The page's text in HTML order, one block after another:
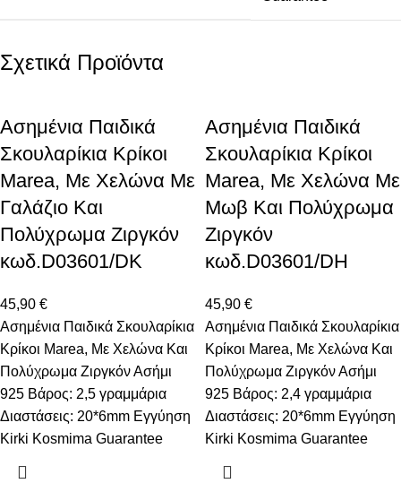
Σχετικά Προϊόντα
Ασημένια Παιδικά
Σκουλαρίκια Κρίκοι
Marea, Με Χελώνα Με
Γαλάζιο Και
Πολύχρωμα Ζιργκόν
κωδ.D03601/DK
45,90 €
Ασημένια Παιδικά Σκουλαρίκια
Κρίκοι Marea, Με Χελώνα Και
Πολύχρωμα Ζιργκόν Ασήμι
925 Βάρος: 2,5 γραμμάρια
Διαστάσεις: 20*6mm Εγγύηση
Kirki Kosmima Guarantee
Ασημένια Παιδικά
Σκουλαρίκια Κρίκοι
Marea, Με Χελώνα Με
Μωβ Και Πολύχρωμα
Ζιργκόν
κωδ.D03601/DH
45,90 €
Ασημένια Παιδικά Σκουλαρίκια
Κρίκοι Marea, Με Χελώνα Και
Πολύχρωμα Ζιργκόν Ασήμι
925 Βάρος: 2,4 γραμμάρια
Διαστάσεις: 20*6mm Εγγύηση
Kirki Kosmima Guarantee